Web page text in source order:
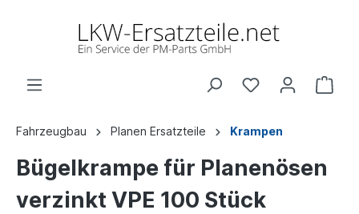
Fahrzeugbau Planen Ersatzteile Krampen
Bügelkrampe für Planenösen
verzinkt VPE 100 Stück